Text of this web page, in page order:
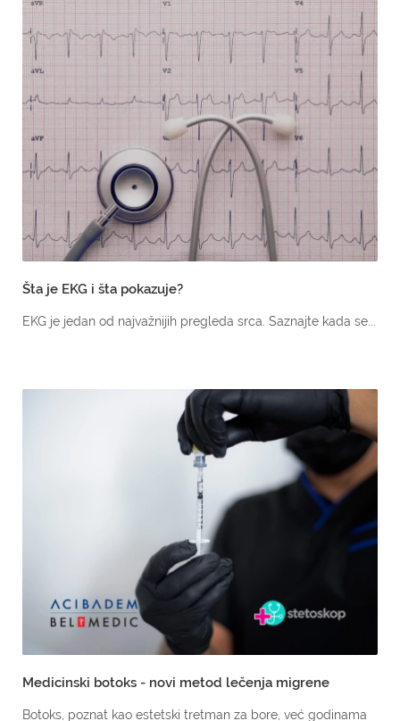
Šta je EKG i šta pokazuje?
EKG je jedan od najvažnijih pregleda srca. Saznajte kada se...
Medicinski botoks - novi metod lečenja migrene
Botoks, poznat kao estetski tretman za bore, već godinama